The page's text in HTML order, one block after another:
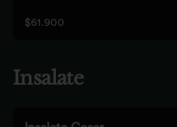
$61.900
Insalate